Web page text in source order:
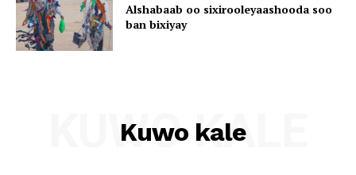
Alshabaab oo sixirooleyaashooda soo
ban bixiyay
Kuwo kale
KUWO KALE